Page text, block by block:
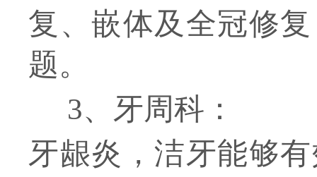
复、嵌体及全冠修
题。
3、牙周科：
牙龈炎，洁牙能够